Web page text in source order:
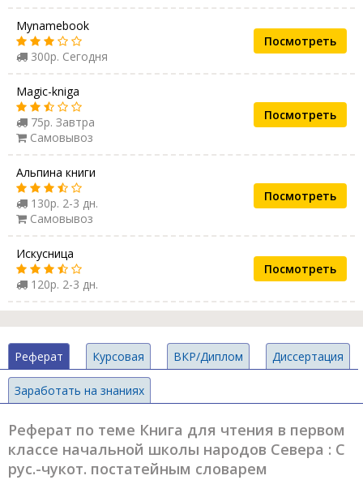
Mynamebook
300р. Сегодня
Посмотреть
Magic-kniga
75р. Завтра
Самовывоз
Посмотреть
Альпина книги
130р. 2-3 дн.
Самовывоз
Посмотреть
Искусница
120р. 2-3 дн.
Посмотреть
Реферат Курсовая ВКР/Диплом Диссертация
Заработать на знаниях
Реферат по теме Книга для чтения в первом
классе начальной школы народов Севера : С
рус.-чукот. постатейным словарем